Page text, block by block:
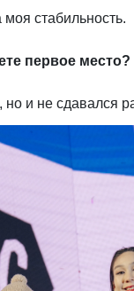
стабильность.
первое место?
и не сдавался